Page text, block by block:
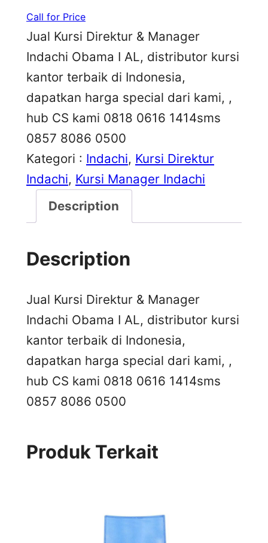
Call for Price
Jual Kursi Direktur & Manager
Indachi Obama I AL, distributor kursi
kantor terbaik di Indonesia,
dapatkan harga special dari kami, ,
hub CS kami 0818 0616 1414sms
0857 8086 0500
Kategori : Indachi, Kursi Direktur
Indachi, Kursi Manager Indachi
Description
Description
Jual Kursi Direktur & Manager
Indachi Obama I AL, distributor kursi
kantor terbaik di Indonesia,
dapatkan harga special dari kami, ,
hub CS kami 0818 0616 1414sms
0857 8086 0500
Produk Terkait